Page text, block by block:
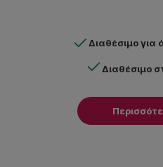
Διαθέσιμο
Διαθέσιμο